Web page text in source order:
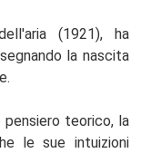
(1921), ha
la nascita
teorico, la
le sue intuizioni